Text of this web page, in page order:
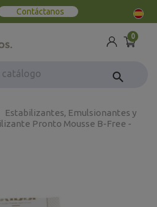
Contáctanos
0
search
Estabilizantes, Emulsionantes y
Pronto Mousse B-Free -